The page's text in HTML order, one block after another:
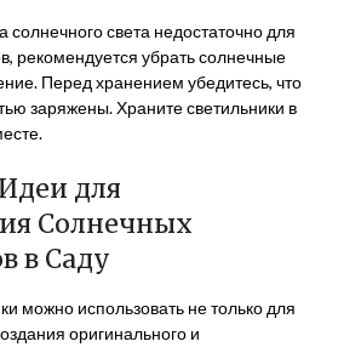
солнечного света недостаточно для
рекомендуется убрать солнечные
Перед хранением убедитесь, что
заряжены. Храните светильники в
для
Солнечных
в Саду
можно использовать не только для
оригинального и